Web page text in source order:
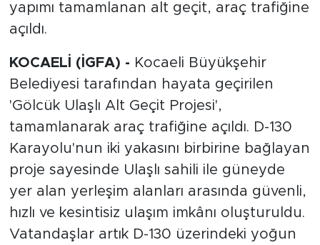
yapımı tamamlanan alt geçit, araç trafiğine
açıldı.
KOCAELİ (İGFA) - Kocaeli Büyükşehir
Belediyesi tarafından hayata geçirilen
'Gölcük Ulaşlı Alt Geçit Projesi',
tamamlanarak araç trafiğine açıldı. D-130
Karayolu'nun iki yakasını birbirine bağlayan
proje sayesinde Ulaşlı sahili ile güneyde
yer alan yerleşim alanları arasında güvenli,
hızlı ve kesintisiz ulaşım imkânı oluşturuldu.
Vatandaşlar artık D-130 üzerindeki yoğun